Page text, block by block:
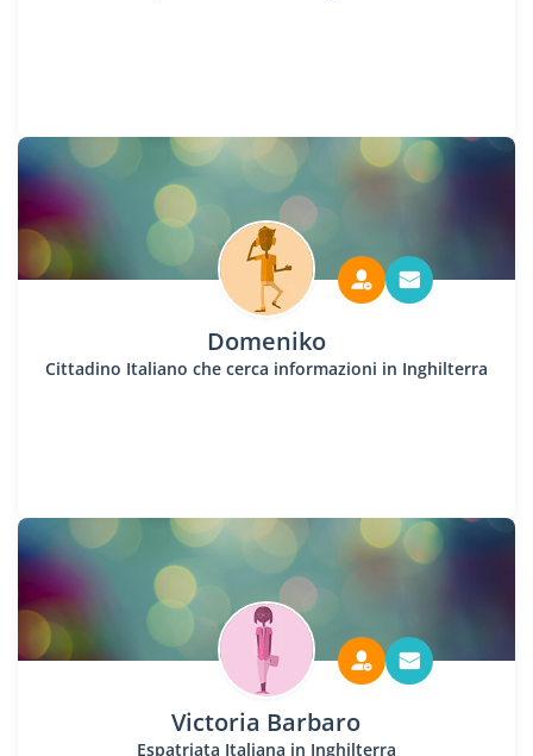
Domeniko
Cittadino Italiano che cerca informazioni in Inghilterra
Victoria Barbaro
Espatriata Italiana in Inghilterra